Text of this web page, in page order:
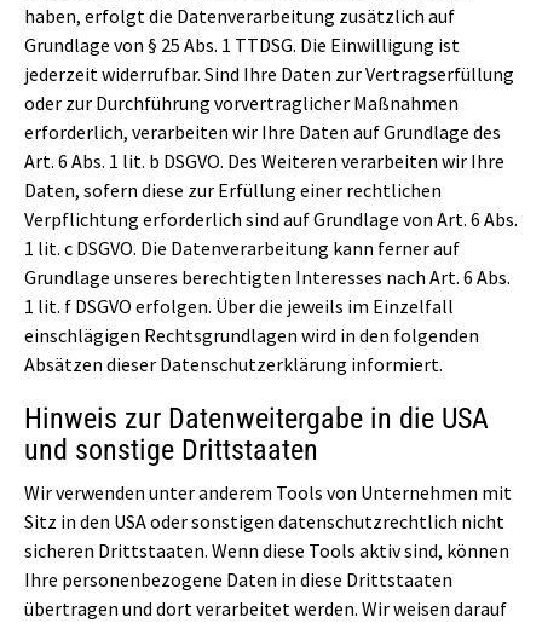
haben, erfolgt die Datenverarbeitung zusätzlich auf
Grundlage von § 25 Abs. 1 TTDSG. Die Einwilligung ist
jederzeit widerrufbar. Sind Ihre Daten zur Vertragserfüllung
oder zur Durchführung vorvertraglicher Maßnahmen
erforderlich, verarbeiten wir Ihre Daten auf Grundlage des
Art. 6 Abs. 1 lit. b DSGVO. Des Weiteren verarbeiten wir Ihre
Daten, sofern diese zur Erfüllung einer rechtlichen
Verpflichtung erforderlich sind auf Grundlage von Art. 6 Abs.
1 lit. c DSGVO. Die Datenverarbeitung kann ferner auf
Grundlage unseres berechtigten Interesses nach Art. 6 Abs.
1 lit. f DSGVO erfolgen. Über die jeweils im Einzelfall
einschlägigen Rechtsgrundlagen wird in den folgenden
Absätzen dieser Datenschutzerklärung informiert.
Hinweis zur Datenweitergabe in die USA
und sonstige Drittstaaten
Wir verwenden unter anderem Tools von Unternehmen mit
Sitz in den USA oder sonstigen datenschutzrechtlich nicht
sicheren Drittstaaten. Wenn diese Tools aktiv sind, können
Ihre personenbezogene Daten in diese Drittstaaten
übertragen und dort verarbeitet werden. Wir weisen darauf